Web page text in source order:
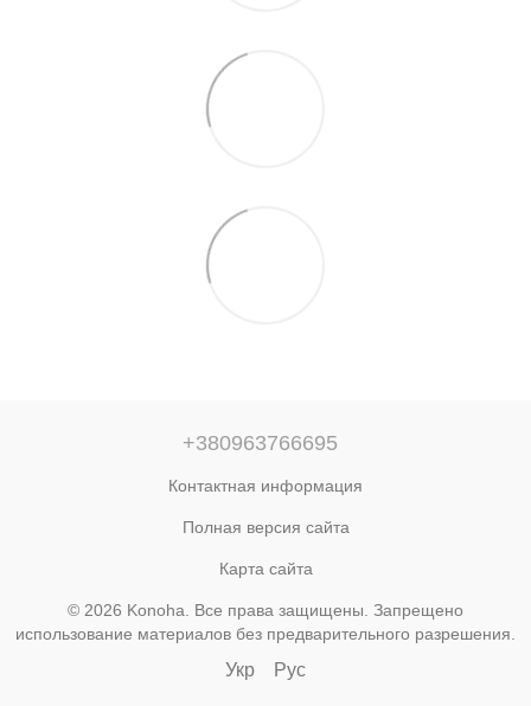
+380963766695
Контактная информация
Полная версия сайта
Карта сайта
© 2026 Konoha. Все права защищены. Запрещено
использование материалов без предварительного разрешения.
Укр Рус